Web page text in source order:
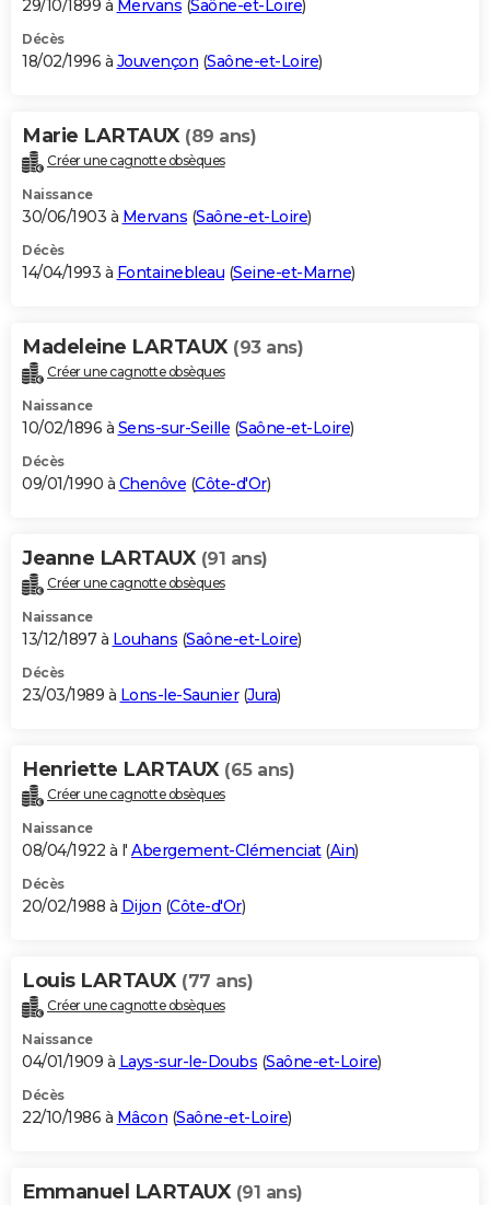
29/10/1899 à Mervans (Saône-et-Loire)
Décès
18/02/1996 à Jouvençon (Saône-et-Loire)
Marie LARTAUX (89 ans)
Créer une cagnotte obsèques
Naissance
30/06/1903 à Mervans (Saône-et-Loire)
Décès
14/04/1993 à Fontainebleau (Seine-et-Marne)
Madeleine LARTAUX (93 ans)
Créer une cagnotte obsèques
Naissance
10/02/1896 à Sens-sur-Seille (Saône-et-Loire)
Décès
09/01/1990 à Chenôve (Côte-d'Or)
Jeanne LARTAUX (91 ans)
Créer une cagnotte obsèques
Naissance
13/12/1897 à Louhans (Saône-et-Loire)
Décès
23/03/1989 à Lons-le-Saunier(Jura)
Henriette LARTAUX (65 ans)
Créer une cagnotte obsèques
Naissance
08/04/1922 à l' Abergement-Clémenciat(Ain)
Décès
20/02/1988 à Dijon (Côte-d'Or)
Louis LARTAUX (77 ans)
Créer une cagnotte obsèques
Naissance
04/01/1909 à Lays-sur-le-Doubs (Saône-et-Loire)
Décès
22/10/1986 à Mâcon (Saône-et-Loire)
Emmanuel LARTAUX (91 ans)